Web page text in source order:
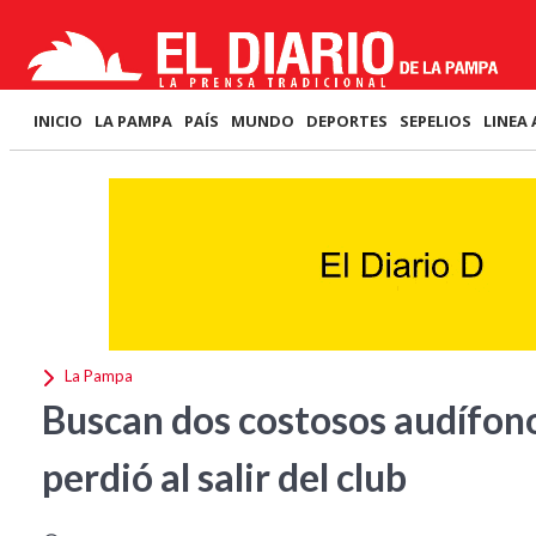
INICIO LA PAMPA PAÍS MUNDO DEPORTES SEPELIOS LINEA
La Pampa
Buscan dos costosos
perdió al salir del club